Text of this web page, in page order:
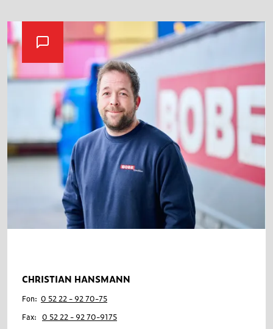
CHRISTIAN HANSMANN
Fon: 0 52 22 - 92 70-75
Fax: 0 52 22 - 92 70-9175